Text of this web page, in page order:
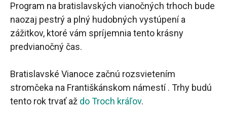
Program na bratislavských vianočných trhoch bude
naozaj pestrý a plný hudobných vystúpení a
zážitkov, ktoré vám spríjemnia tento krásny
predvianočný čas.
Bratislavské Vianoce začnú rozsvietením
stromčeka na Františkánskom námestí . Trhy budú
tento rok trvať až do Troch kráľov.